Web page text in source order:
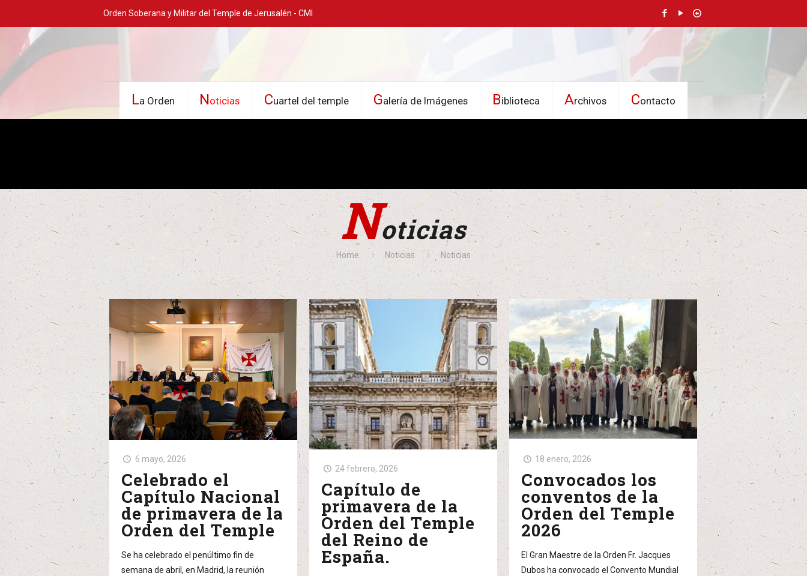
Orden Soberana y Militar del Temple de Jerusalén - CMI
La Orden Noticias Cuartel del temple Galería de Imágenes Biblioteca Archivos Contacto
Noticias
Home Noticias Noticias
6 mayo, 2026
Celebrado el
Capítulo Nacional
de primavera de la
Orden del Temple
Se ha celebrado el penúltimo fin de
semana de abril, en Madrid, la reunión
24 febrero, 2026
Capítulo de
primavera de la
Orden del Temple
del Reino de
España.
18 enero, 2026
Convocados los
conventos de la
Orden del Temple
2026
El Gran Maestre de la Orden Fr. Jacques
Dubos ha convocado el Convento Mundial